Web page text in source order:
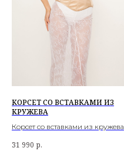
КОРСЕТ СО ВСТАВКАМИ ИЗ
КРУЖЕВА
Корсет со вставками из кружева
31 990 р.